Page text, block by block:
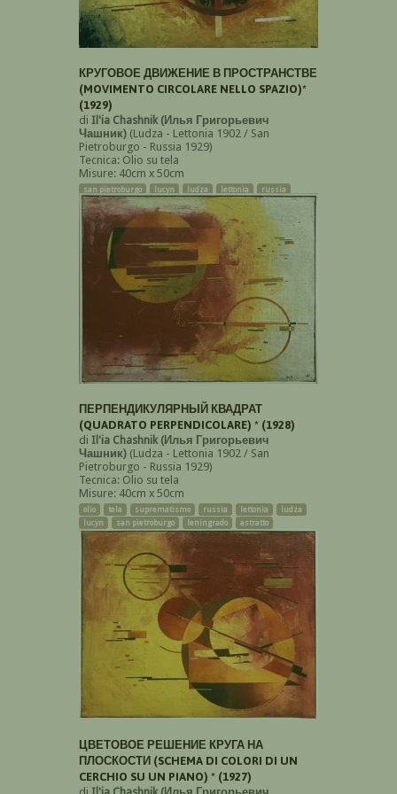
КРУГОВОЕ ДВИЖЕНИЕ В ПРОСТРАНСТВЕ
(MOVIMENTO CIRCOLARE NELLO SPAZIO)*
(1929)
di Il'ia Chashnik (Илья Григорьевич
Чашник) (Ludza - Lettonia 1902 / San
Pietroburgo - Russia 1929)
Tecnica: Olio su tela
Misure: 40cm x 50cm
san pietroburgo lucyn ludza lettonia
russia
suprematismo
olio
astratto
arte moderna
ПЕРПЕНДИКУЛЯРНЫЙ КВАДРАТ
(QUADRATO PERPENDICOLARE) * (1928)
di Il'ia Chashnik (Илья Григорьевич
Чашник) (Ludza - Lettonia 1902 / San
Pietroburgo - Russia 1929)
Tecnica: Olio su tela
Misure: 40cm x 50cm
olio tela suprematismo russia lettonia
ludza
lucyn
san pietroburgo leningrado
astratto
arte moderna
ЦВЕТОВОЕ РЕШЕНИЕ КРУГА НА
ПЛОСКОСТИ (SCHEMA DI COLORI DI UN
CERCHIO SU UN PIANO) * (1927)